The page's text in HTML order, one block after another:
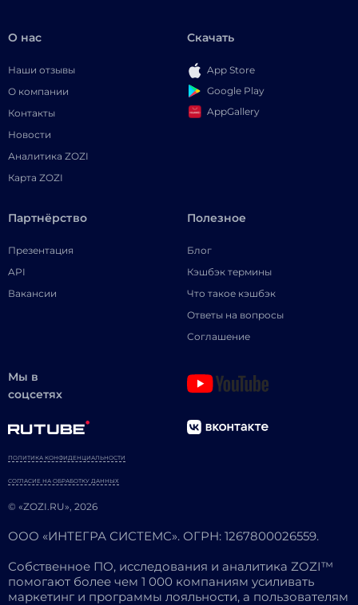
О нас
Наши отзывы
О компании
Контакты
Новости
Аналитика ZOZI
Карта ZOZI
Скачать
App Store
Google Play
AppGallery
Партнёрство
Презентация
API
Вакансии
Полезное
Блог
Кэшбэк термины
Что такое кэшбэк
Ответы на вопросы
Соглашение
Мы в
соцсетях
© «ZOZI.RU», 2026
ПОЛИТИКА КОНФИДЕНЦИАЛЬНОСТИ
СОГЛАСИЕ НА ОБРАБОТКУ ДАННЫХ
ООО «ИНТЕГРА СИСТЕМС». ОГРН: 1267800026559.
Собственное ПО, исследования и аналитика ZOZI™
помогают более чем 1 000 компаниям усиливать
маркетинг и программы лояльности, а пользователям